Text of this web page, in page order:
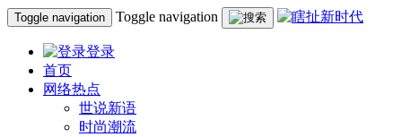
Toggle navigation Toggle navigation
登录
首页
网络热点
世说新语
时尚潮流